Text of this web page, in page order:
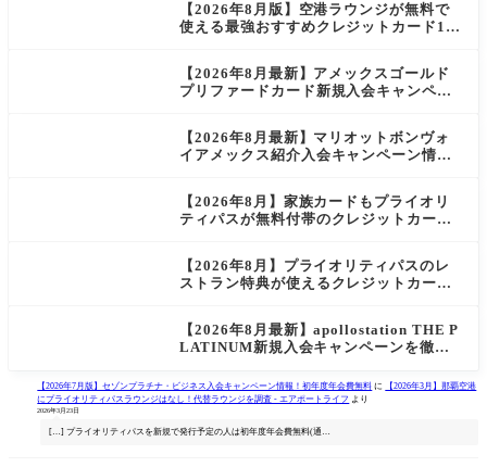
【2026年8月版】空港ラウンジが無料で
使える最強おすすめクレジットカード12
【2026年8月最新】アメックスゴールド
プリファードカード新規入会キャンペー
【2026年8月最新】マリオットボンヴォ
イアメックス紹介入会キャンペーン情
【2026年8月】家族カードもプライオリ
ティパスが無料付帯のクレジットカード6
【2026年8月】プライオリティパスのレ
ストラン特典が使えるクレジットカード
【2026年8月最新】apollostation THE P
LATINUM新規入会キャンペーンを徹底
【2026年7月版】セゾンプラチナ・ビジネス入会キャンペーン情報！初年度年会費無料 に
【2026年3月】那覇空港
にプライオリティパスラウンジはなし！代替ラウンジを調査 - エアポートライフ より
2026年3月23日
[…] プライオリティパスを新規で発行予定の人は初年度年会費無料(通…